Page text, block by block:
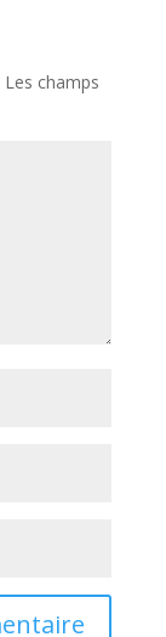
Les champs